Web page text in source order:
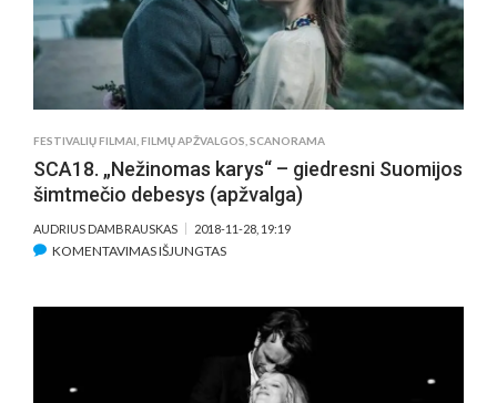
LYGĮ
FESTIVALIŲ FILMAI FILMŲ APŽVALGOS SCANORAMA
SCA18. „Nežinomas karys“ – giedresni Suomijos
šimtmečio debesys (apžvalga)
AUDRIUS DAMBRAUSKAS 2018-11-28, 19:19
KOMENTAVIMAS IŠJUNGTASĮRAŠE
KARYS“
GIEDRESNI
SUOMIJOS